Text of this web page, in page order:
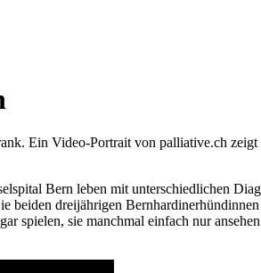
Ein Video-Portrait von palliative.ch
Bern leben mit unterschiedlichen
beiden dreijährigen
spielen, sie manchmal einfach nur